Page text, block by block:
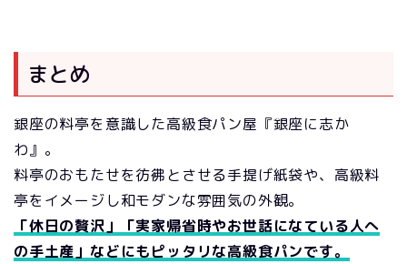
まとめ
銀座の料亭を意識した高級食パン屋『銀座に志か
わ』。
料亭のおもたせを彷彿とさせる手提げ紙袋や、高級料
亭をイメージし和モダンな雰囲気の外観。
「休日の贅沢」「実家帰省時やお世話になている人へ
の手土産」などにもピッタリな高級食パンです。